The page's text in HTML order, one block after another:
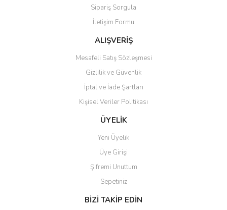
Ürün bilgilerinde hatalar bulunuyor.
Ürün fiyatı diğer sitelerden daha pahalı.
Bu ürüne benzer farklı alternatifler olmalı.
Gönder
Sipariş Sorgula
İletişim Formu
ALIŞVERİŞ
Mesafeli Satış Sözleşmesi
Gizlilik ve Güvenlik
İptal ve İade Şartları
Kişisel Veriler Politikası
ÜYELİK
Yeni Üyelik
Üye Girişi
Şifremi Unuttum
Sepetiniz
BİZİ TAKİP EDİN